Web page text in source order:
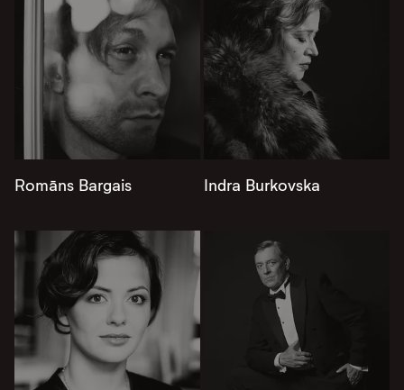
Romāns Bargais Indra Burkovska